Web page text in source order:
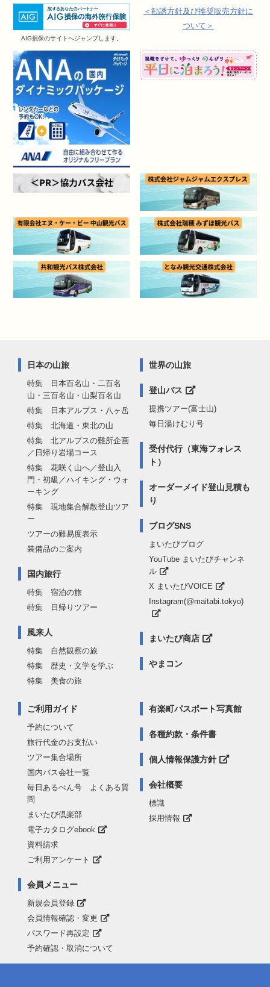
AIG損保のサイトへジャンプします。
＜勧誘方針及び推奨販売方針に
ついて＞
日本の山旅
特集 日本百名山・二百名
山・三百名山・山梨百名山
特集 日本アルプス・八ヶ岳
特集 北海道・東北の山
特集 北アルプスの難所企画
／日帰り岩場コース
特集 花咲く山へ／登山入
門・初級／ハイキング・ウォ
ーキング
特集 現地集合解散登山ツア
ー
ツアーの難易度表示
装備品のご案内
国内旅行
特集 宿泊の旅
特集 日帰りツアー
風来人
特集 自然観察の旅
特集 歴史・文学を学ぶ
特集 美食の旅
世界の山旅
登山バス
提携ツアー(富士山)
毎日湯けむり号
受付代行（東海フォレス
ト）
オーダーメイド登山見積も
り
ブログSNS
まいたびブログ
YouTube まいたびチャンネ
ル
X まいたびVOICE
Instagram(@maitabi.tokyo)
まいたび商店
やまコン
ご利用ガイド
予約について
旅行代金のお支払い
ツアー集合場所
国内バス会社一覧
毎日あるぺん号 よくある質
問
まいたび倶楽部
電子カタログebook
資料請求
ご利用アンケート
会員メニュー
新規会員登録
会員情報確認・変更
パスワード再設定
予約確認・取消について
有楽町パスポート写真館
各種約款・条件書
個人情報保護方針
会社概要
標識
採用情報